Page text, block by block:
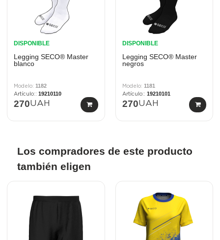
DISPONIBLE
Legging SECO® Master
blanco
1182
19210110
270UAH
DISPONIBLE
Legging SECO® Master
negros
1181
19210101
270UAH
Los compradores de este producto
también eligen